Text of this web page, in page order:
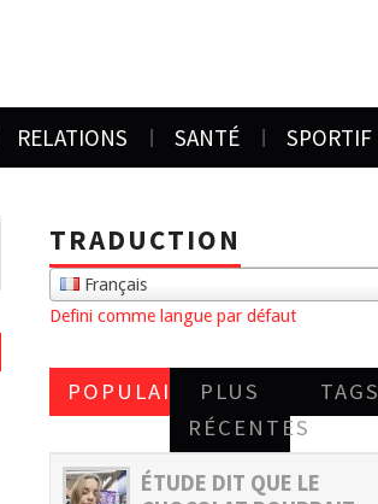
RELATIONS SANTÉ SPORTIF
TRADUCTION
Français
Defini comme langue par défaut
POPULAIRESPLUS
RÉCENTES
TAGS
ÉTUDE DIT QUE LE